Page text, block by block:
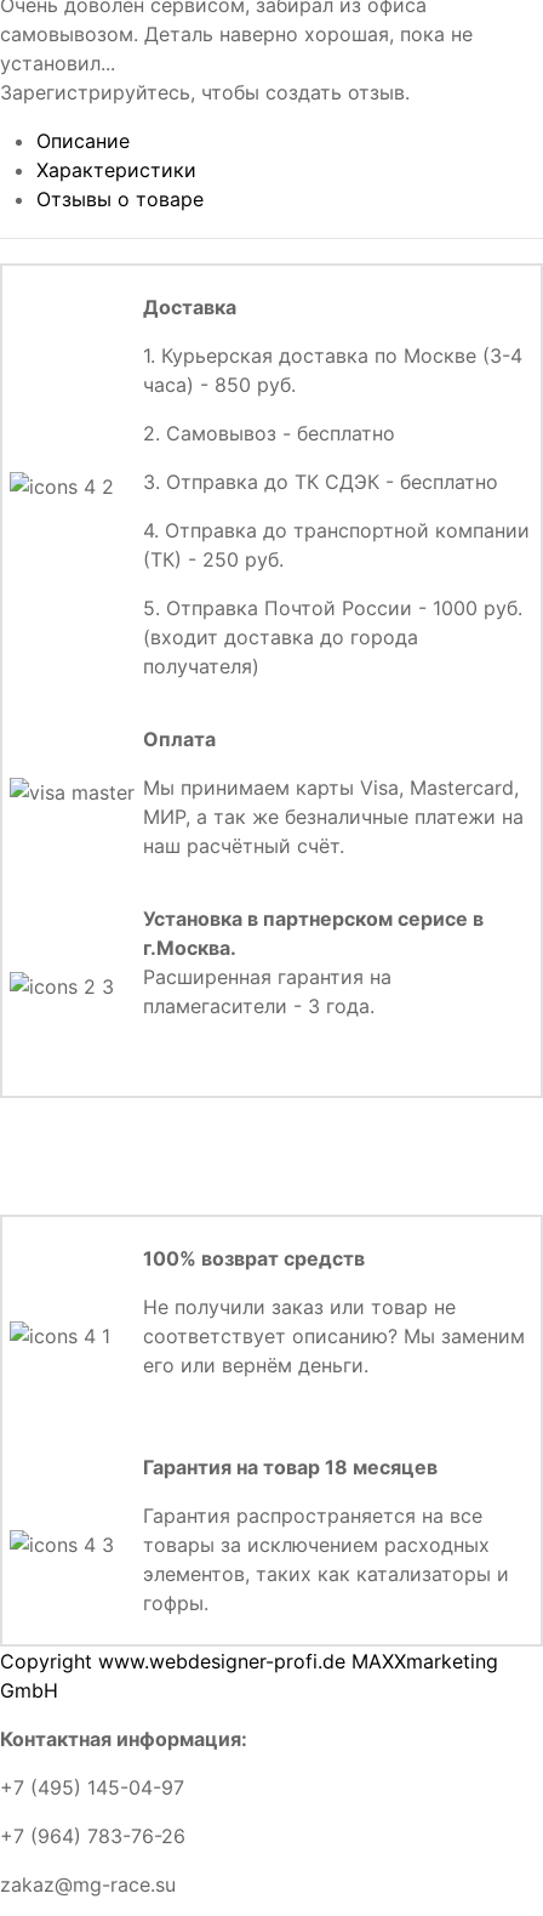
самовывозом. Деталь наверно хорошая, пока не
установил...
Зарегистрируйтесь, чтобы создать отзыв.
Описание
Характеристики
Отзывы о товаре
Доставка
1. Курьерская доставка по Москве (3-4
часа) - 850 руб.
2. Самовывоз - бесплатно
3. Отправка до ТК СДЭК - бесплатно
4. Отправка до транспортной компании
(ТК) - 250 руб.
5. Отправка Почтой России - 1000 руб.
(входит доставка до города
получателя)
Оплата
Мы принимаем карты Visa, Mastercard,
МИР, а так же безналичные платежи на
наш расчётный счёт.
Установка в партнерском серисе в
г.Москва.
Расширенная гарантия на
пламегасители - 3 года.
100% возврат средств
Не получили заказ или товар не
соответствует описанию? Мы заменим
его или вернём деньги.
Гарантия на товар 18 месяцев
Гарантия распространяется на все
товары за исключением расходных
элементов, таких как катализаторы и
гофры.
Copyright www.webdesigner-profi.de MAXXmarketing
GmbH
Контактная информация:
+7 (495) 145-04-97
+7 (964) 783-76-26
zakaz@mg-race.su